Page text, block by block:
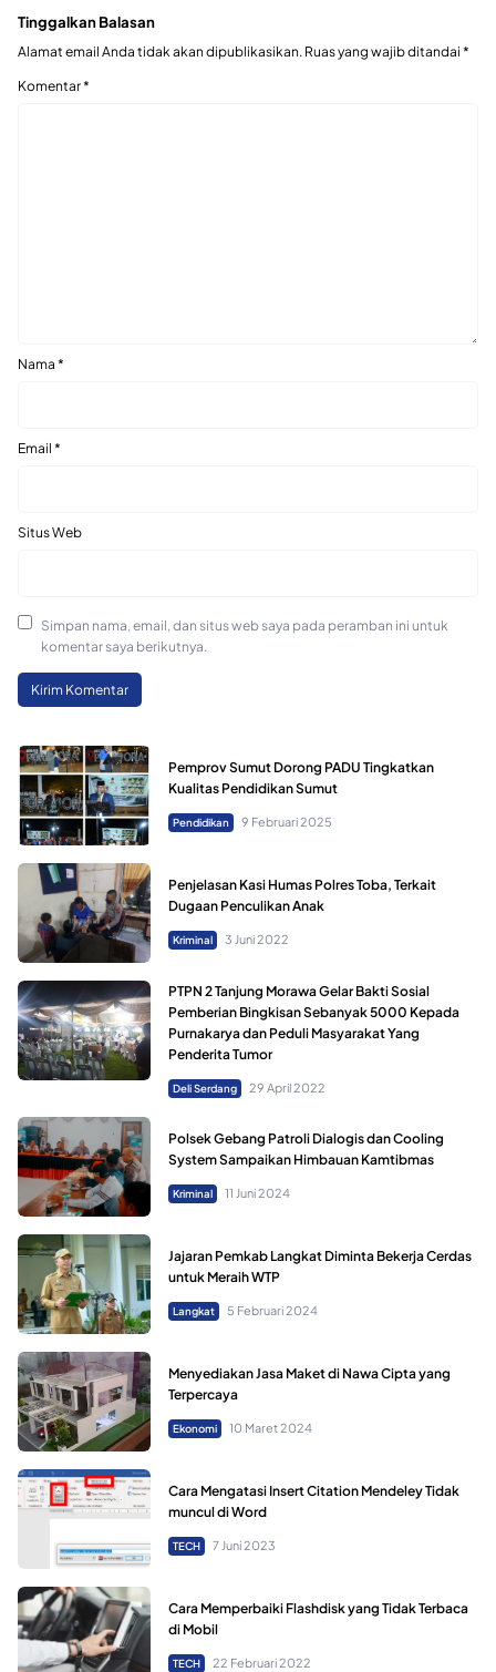
Tinggalkan Balasan
Alamat email Anda tidak akan dipublikasikan. Ruas yang wajib ditandai *
Komentar*
Nama *
Email *
Situs Web
Simpan nama, email, dan situs web saya pada peramban ini untuk
komentar saya berikutnya.
Pemprov Sumut Dorong PADU Tingkatkan
Kualitas Pendidikan Sumut
Pendidikan 9 Februari 2025
Penjelasan Kasi Humas Polres Toba, Terkait
Dugaan Penculikan Anak
Kriminal 3 Juni 2022
PTPN 2 Tanjung Morawa Gelar Bakti Sosial
Pemberian Bingkisan Sebanyak 5000 Kepada
Purnakarya dan Peduli Masyarakat Yang
Penderita Tumor
Deli Serdang 29 April 2022
Polsek Gebang Patroli Dialogis dan Cooling
System Sampaikan Himbauan Kamtibmas
Kriminal 11 Juni 2024
Jajaran Pemkab Langkat Diminta Bekerja Cerdas
untuk Meraih WTP
Langkat 5 Februari 2024
Menyediakan Jasa Maket di Nawa Cipta yang
Terpercaya
Ekonomi 10 Maret 2024
Cara Mengatasi Insert Citation Mendeley Tidak
muncul di Word
TECH 7 Juni 2023
Cara Memperbaiki Flashdisk yang Tidak Terbaca
di Mobil
TECH 22 Februari 2022